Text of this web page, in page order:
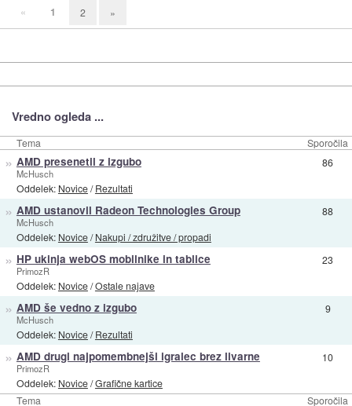
« 1 2 »
Vredno ogleda ...
Tema Sporočila
Tema Sporočila
» AMD presenetil z izgubo
McHusch
Oddelek: Novice/Rezultati
86
» AMD ustanovil Radeon Technologies Group
McHusch
Oddelek: Novice/Nakupi / združitve / propadi
88
» HP ukinja webOS mobilnike in tablice
PrimozR
Oddelek: Novice/Ostale najave
23
» AMD še vedno z izgubo
McHusch
Oddelek: Novice/Rezultati
9
» AMD drugi najpomembnejši igralec brez livarne
PrimozR
Oddelek: Novice/Grafične kartice
10